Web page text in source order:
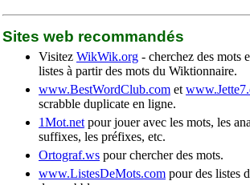
Sites web recommandés
Visitez WikWik.org - cherchez des mots
listes à partir des mots du Wiktionnaire.
www.BestWordClub.com et
scrabble duplicate en ligne.
1Mot.net pour jouer avec les mots, les
suffixes, les préfixes, etc.
Ortograf.ws pour chercher des mots.
www.ListesDeMots.com pour des listes